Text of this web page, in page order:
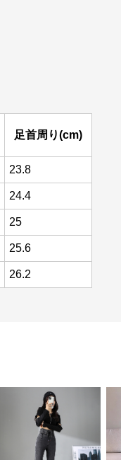
足首周り(cm)
23.8
24.4
25
25.6
26.2